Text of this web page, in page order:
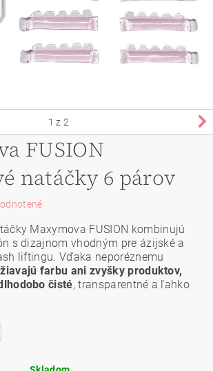
1 z 2
FUSION
natáčky 6 párov
Maxymova FUSION kombinujú
s dizajnom vhodným pre ázijské a
liftingu. Vďaka neporéznemu
farbu ani zvyšky produktov,
čisté, transparentné a ľahko